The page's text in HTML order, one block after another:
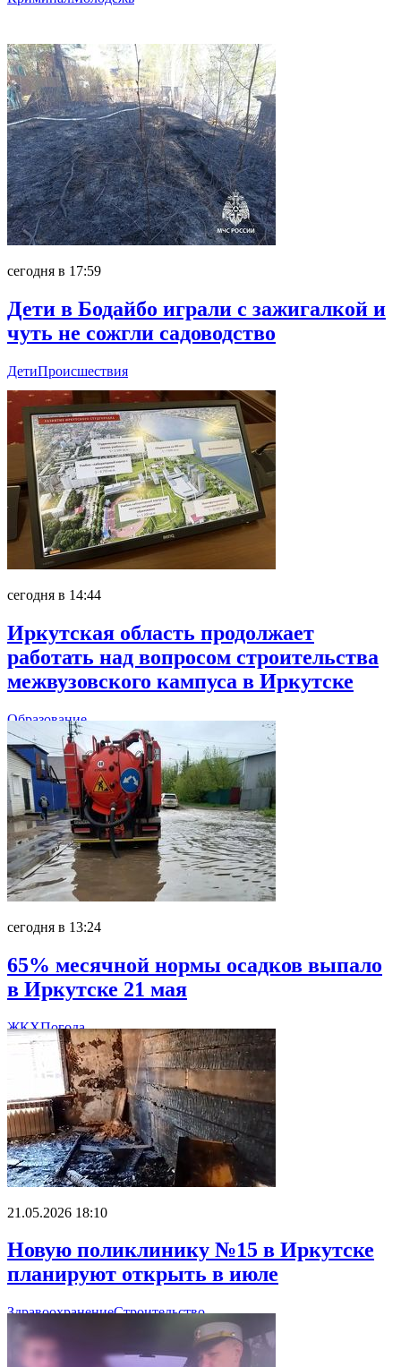
сегодня в 17:59
Дети в Бодайбо играли с зажигалкой и
чуть не сожгли садоводство
ДетиПроисшествия
сегодня в 14:44
Иркутская область продолжает
работать над вопросом строительства
межвузовского кампуса в Иркутске
Образование
сегодня в 13:24
65% месячной нормы осадков выпало
в Иркутске 21 мая
ЖКХПогода
21.05.2026 18:10
Новую поликлинику №15 в Иркутске
планируют открыть в июле
ЗдравоохранениеСтроительство